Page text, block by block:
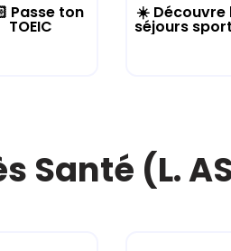
Passe ton
TOEIC
☀️ Découvre
séjours
Santé (L.